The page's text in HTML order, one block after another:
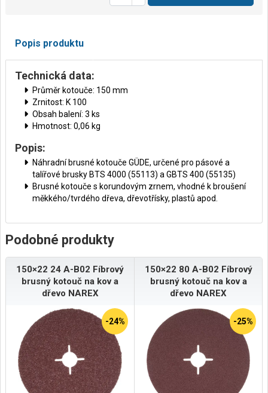
Popis produktu
Technická data:
Průměr kotouče: 150 mm
Zrnitost: K 100
Obsah balení: 3 ks
Hmotnost: 0,06 kg
Popis:
Náhradní brusné kotouče GÜDE, určené pro pásové a
talířové brusky BTS 4000 (55113) a GBTS 400 (55135)
Brusné kotouče s korundovým zrnem, vhodné k broušení
měkkého/tvrdého dřeva, dřevotřísky, plastů apod.
Podobné produkty
150×22 24 A-B02 Fíbrový
brusný kotouč na kov a
dřevo NAREX
-24%
150×22 80 A-B02 Fíbrový
brusný kotouč na kov a
dřevo NAREX
-25%